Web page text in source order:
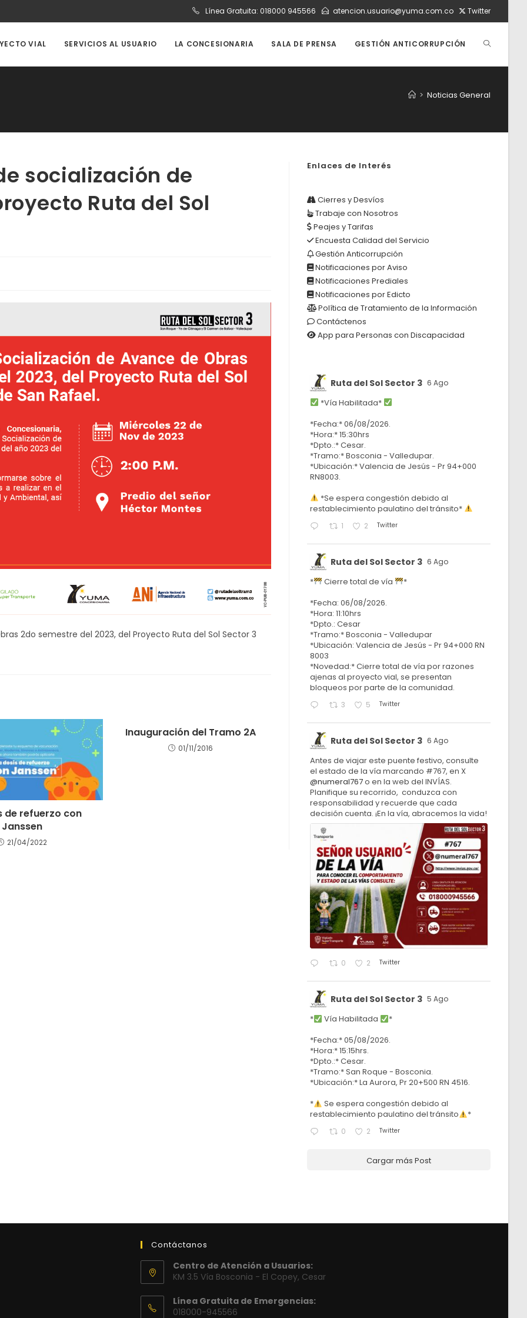
Línea Gratuita: 018000 945566 atencion.usuario@yuma.com.co Twitter
VIAL SERVICIOS AL USUARIO LA CONCESIONARIA SALA DE PRENSA GESTIÓN ANTICORRUPCIÓN ALTERNAR
DE
> Noticias General
socialización de
Ruta del Sol
2do semestre del 2023, del Proyecto Ruta del Sol Sector 3
de refuerzo con
Janssen
21/04/2022
Inauguración del Tramo 2A
01/11/2016
Enlaces de Interés
Cierres y Desvíos
Trabaje con Nosotros
Peajes y Tarifas
Encuesta Calidad del Servicio
Gestión Anticorrupción
Notificaciones por Aviso
Notificaciones Prediales
Notificaciones por Edicto
Política de Tratamiento de la Información
Contáctenos
App para Personas con Discapacidad
Ruta del Sol Sector 3 6 Ago
*Vía Habilitada*
*Fecha:* 06/08/2026.
*Hora:* 15:30hrs
*Dpto.:* Cesar.
*Tramo:* Bosconia - Valledupar.
*Ubicación:* Valencia de Jesús - Pr 94+000
RN8003.
*Se espera congestión debido al
restablecimiento paulatino del tránsito*
1 2 Twitter
Ruta del Sol Sector 3 6 Ago
* Cierre total de vía
*
*Fecha: 06/08/2026.
*Hora: 11:10hrs
*Dpto.: Cesar
*Tramo:* Bosconia - Valledupar
*Ubicación: Valencia de Jesús - Pr 94+000 RN
8003
*Novedad:* Cierre total de vía por razones
ajenas al proyecto vial, se presentan
bloqueos por parte de la comunidad.
3 5 Twitter
Ruta del Sol Sector 3 6 Ago
Antes de viajar este puente festivo, consulte
el estado de la vía marcando #767, en X
@numeral767o en la web del INVÍAS.
Planifique su recorrido, conduzca con
responsabilidad y recuerde que cada
decisión cuenta. ¡En la vía, abracemos la vida!
0 2 Twitter
Ruta del Sol Sector 3 5 Ago
* Vía Habilitada
*
*Fecha:* 05/08/2026.
*Hora:* 15:15hrs.
*Dpto.:* Cesar.
*Tramo:* San Roque - Bosconia.
*Ubicación:* La Aurora, Pr 20+500 RN 4516.
*
Se espera congestión debido al
restablecimiento paulatino del tránsito
*
0 2 Twitter
Cargar más Post
Contáctanos
Centro de Atención a Usuarios:
KM 3.5 Vía Bosconia - El Copey, Cesar
Línea Gratuita de Emergencias:
018000-945566